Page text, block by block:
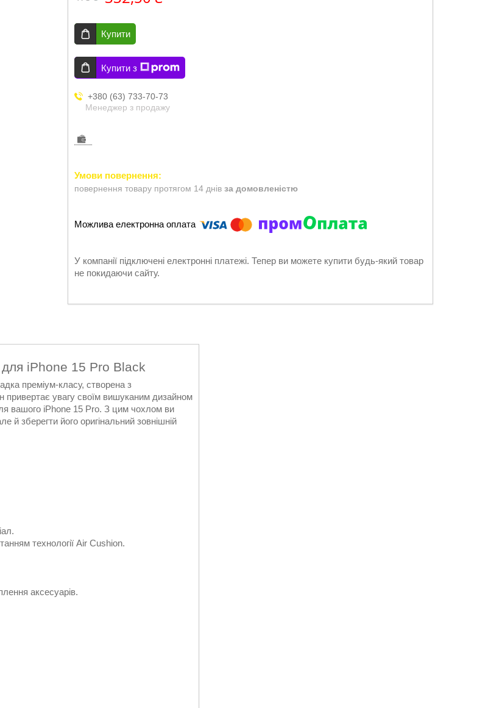
Купити
Купити з
+380 (63) 733-70-73
Менеджер з продажу
повернення товару протягом 14 днів за домовленістю
У компанії підключені електронні платежі. Тепер ви можете купити будь-який товар
не покидаючи сайту.
iPhone 15 Pro Black
преміум-класу, створена з
привертає увагу своїм вишуканим дизайном
вашого iPhone 15 Pro. З цим чохлом ви
й зберегти його оригінальний зовнішній
технології Air Cushion.
аксесуарів.